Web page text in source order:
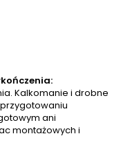
Kalkomanie i drobne
ani
montażowych i